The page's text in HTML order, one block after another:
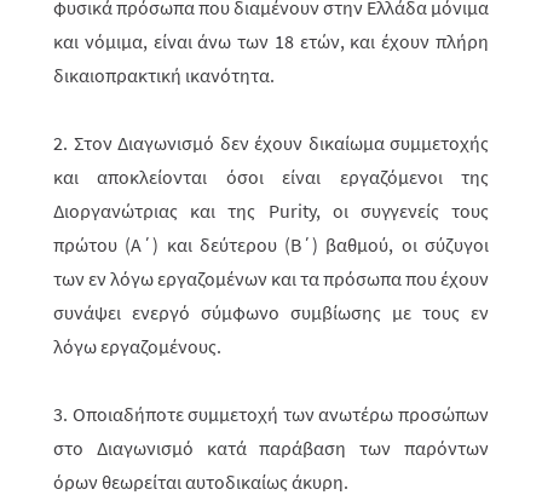
φυσικά πρόσωπα που διαμένουν στην Ελλάδα μόνιμα
και νόμιμα, είναι άνω των 18 ετών, και έχουν πλήρη
δικαιοπρακτική ικανό­­τητα.
2. Στον Διαγωνισμό δεν έχουν δικαίωμα συμμετοχής
και αποκλείονται όσοι είναι εργαζόμενοι της
Διοργανώτριας και της Purity, οι συγγενείς τους
πρώτου (Α΄) και δεύ­τε­ρου (Β΄) βαθμού, οι σύζυγοι
των εν λόγω εργαζομένων και τα πρόσωπα που έχουν
συνάψει ενεργό σύμφωνο συμβίωσης με τους εν
λόγω εργαζομένους.
3. Οποιαδήποτε συμμετοχή των ανωτέρω προσώπων
στο Διαγωνισμό κατά παράβαση των παρόντων
όρων θεωρείται αυτοδικαίως άκυρη.